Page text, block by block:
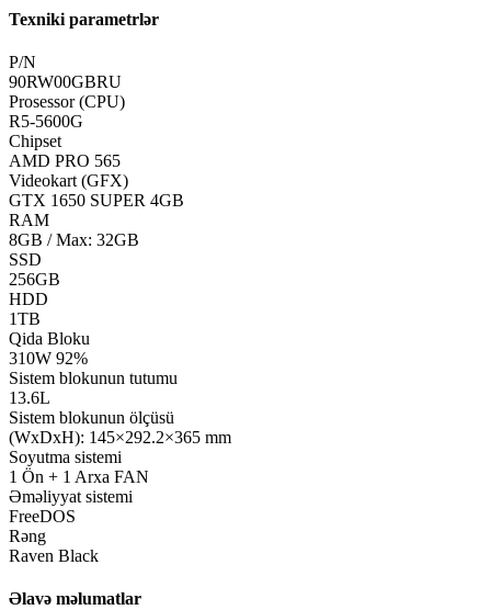
Texniki parametrlər
P/N
90RW00GBRU
Prosessor (CPU)
R5-5600G
Chipset
AMD PRO 565
Videokart (GFX)
GTX 1650 SUPER 4GB
RAM
8GB / Max: 32GB
SSD
256GB
HDD
1TB
Qida Bloku
310W 92%
Sistem blokunun tutumu
13.6L
Sistem blokunun ölçüsü
(WxDxH): 145×292.2×365 mm
Soyutma sistemi
1 Ön + 1 Arxa FAN
Əməliyyat sistemi
FreeDOS
Rəng
Raven Black
Əlavə məlumatlar